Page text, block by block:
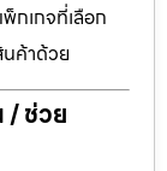
กเกจที่เลือก
ค้าด้วย
/ ช่วย